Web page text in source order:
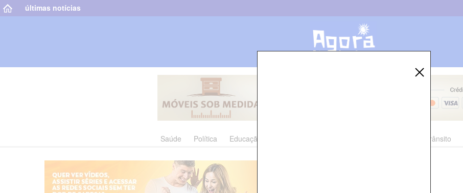
últimas notícias
Saúde Política Educação Trânsito